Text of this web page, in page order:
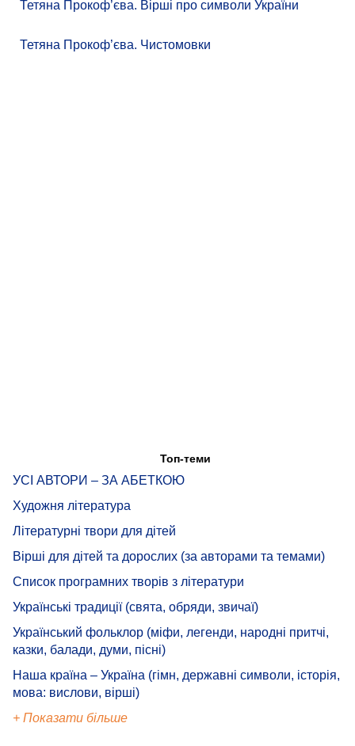
Тетяна Прокоф’єва. Вірші про символи України
Тетяна Прокоф’єва. Чистомовки
Топ-теми
УСІ АВТОРИ – ЗА АБЕТКОЮ
Художня література
Літературні твори для дітей
Вірші для дітей та дорослих (за авторами та темами)
Список програмних творів з літератури
Українські традиції (свята, обряди, звичаї)
Український фольклор (міфи, легенди, народні притчі,
казки, балади, думи, пісні)
Наша країна – Україна (гімн, державні символи, історія,
мова: вислови, вірші)
+ Показати більше